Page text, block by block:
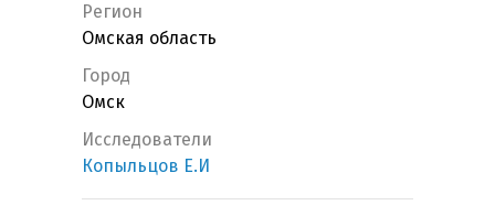
Регион
Омская область
Город
Омск
Исследователи
Копыльцов Е.И